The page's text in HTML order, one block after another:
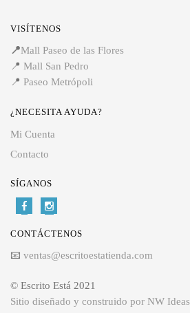
VISÍTENOS
📍Mall Paseo de las Flores
📍 Mall San Pedro
📍 Paseo Metrópoli
¿NECESITA AYUDA?
Mi Cuenta
Contacto
SÍGANOS
CONTÁCTENOS
📧 ventas@escritoestatienda.com
© Escrito Está 2021
Sitio diseñado y construido por NW Ideas